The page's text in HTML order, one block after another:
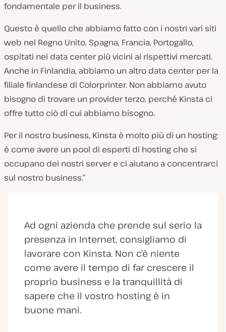
fondamentale per il business.
Questo è quello che abbiamo fatto con i nostri vari siti
web nel Regno Unito, Spagna, Francia, Portogallo,
ospitati nei data center più vicini ai rispettivi mercati.
Anche in Finlandia, abbiamo un altro data center per la
filiale finlandese di Colorprinter. Non abbiamo avuto
bisogno di trovare un provider terzo, perché Kinsta ci
offre tutto ciò di cui abbiamo bisogno.
Per il nostro business, Kinsta è molto più di un hosting:
è come avere un pool di esperti di hosting che si
occupano dei nostri server e ci aiutano a concentrarci
sul nostro business.”
Ad ogni azienda che prende sul serio la
presenza in Internet, consigliamo di
lavorare con Kinsta. Non c’è niente
come avere il tempo di far crescere il
proprio business e la tranquillità di
sapere che il vostro hosting è in
buone mani.